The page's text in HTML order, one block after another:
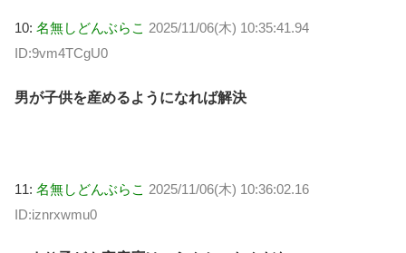
10: 名無しどんぶらこ 2025/11/06(木) 10:35:41.94
ID:9vm4TCgU0
男が子供を産めるようになれば解決
11: 名無しどんぶらこ 2025/11/06(木) 10:36:02.16
ID:iznrxwmu0